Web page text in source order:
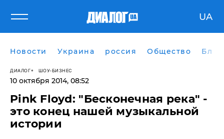
UA
Новости Украина россия Общество
ДИАЛОГ ШОУ-БИЗНЕС
10 октября 2014, 08:52
Pink Floyd: "Бесконечная река" -
это конец нашей музыкальной
истории